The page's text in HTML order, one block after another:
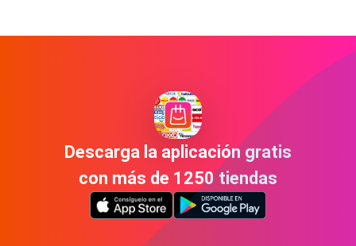
Descarga la aplicación gratis
con más de 1250 tiendas